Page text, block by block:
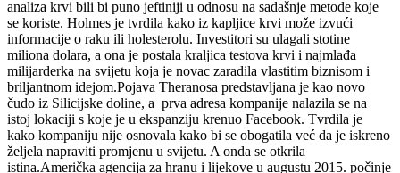
analiza krvi bili bi puno jeftiniji u odnosu na sadašnje metode koje
se koriste. Holmes je tvrdila kako iz kapljice krvi može izvući
informacije o raku ili holesterolu. Investitori su ulagali stotine
miliona dolara, a ona je postala kraljica testova krvi i najmlađa
milijarderka na svijetu koja je novac zaradila vlastitim biznisom i
briljantnom idejom.Pojava Theranosa predstavljana je kao novo
čudo iz Silicijske doline, a prva adresa kompanije nalazila se na
istoj lokaciji s koje je u ekspanziju krenuo Facebook. Tvrdila je
kako kompaniju nije osnovala kako bi se obogatila već da je iskreno
željela napraviti promjenu u svijetu. A onda se otkrila
istina.Američka agencija za hranu i lijekove u augustu 2015. počinje